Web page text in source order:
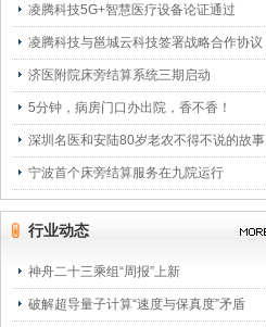
凌腾科技5G+智慧医疗设备论证通过
凌腾科技与邕城云科技签署战略合作协议
济医附院床旁结算系统三期启动
5分钟，病房门口办出院，香不香！
深圳名医和安陆80岁老农不得不说的故事
宁波首个床旁结算服务在九院运行
行业动态
神舟二十三乘组“周报”上新
破解超导量子计算“速度与保真度”矛盾